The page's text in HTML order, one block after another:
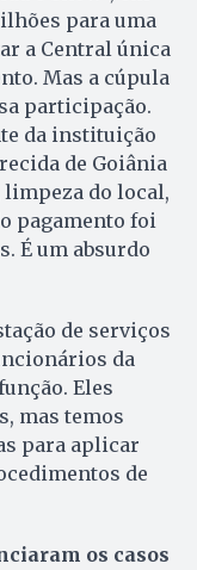
para uma
a Central única
Mas a cúpula
participação.
da instituição
de Goiânia
do local,
pagamento foi
É um absurdo
de serviços
da
Eles
mas temos
para aplicar
de
os casos